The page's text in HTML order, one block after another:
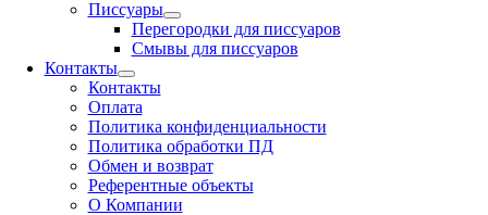
Писсуары
Перегородки для писсуаров
Смывы для писсуаров
Контакты
Контакты
Оплата
Политика конфиденциальности
Политика обработки ПД
Обмен и возврат
Референтные объекты
О Компании